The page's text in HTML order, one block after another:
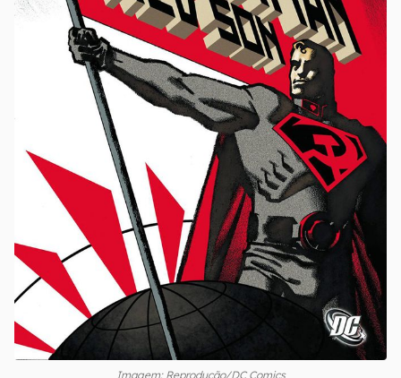
Imagem: Reprodução/DC Comics